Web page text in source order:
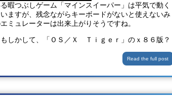
暇つぶしゲーム「マインスイーパー」は平気で動く
ますが、残念ながらキーボードがないと使えないみ
ミュレーターは出来上がりそうですね。
しかして、「ＯＳ／Ｘ Ｔｉｇｅｒ」のｘ８６版？
Read the full post